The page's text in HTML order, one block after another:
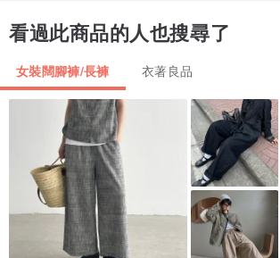
復古的乾燥玫瑰色，展現出獨特質感
看過此商品的人也搜尋了
女裝闊腳褲/長褲 衣著良品